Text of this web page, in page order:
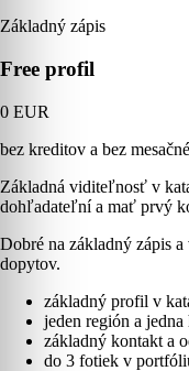
Základný zápis
Free profil
0 EUR
bez kreditov a bez
Základná viditeľnosť v
dohľadateľní a mať prvý
Dobré na základný zápis
dopytov.
základný profil v
jeden región a
základný kontakt a
do 3 fotiek v